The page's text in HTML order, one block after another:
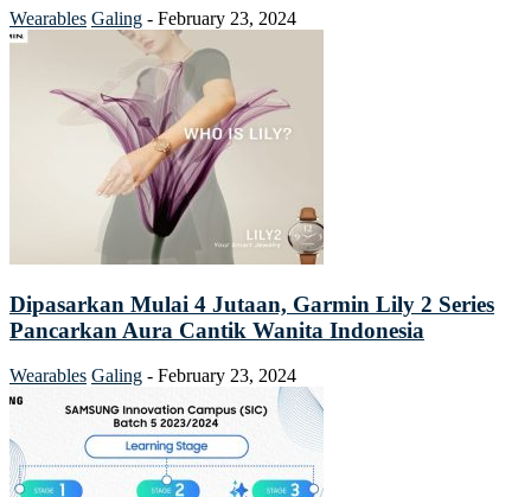
Wearables Galing - February 23, 2024
Dipasarkan Mulai 4 Jutaan, Garmin Lily 2 Series
Pancarkan Aura Cantik Wanita Indonesia
Wearables Galing - February 23, 2024